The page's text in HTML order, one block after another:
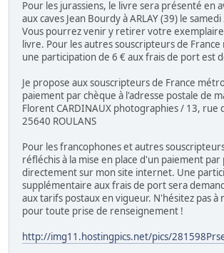
Pour les jurassiens, le livre sera présenté en
aux caves Jean Bourdy à ARLAY (39) le
Vous pourrez venir y retirer votre exemplaire
livre. Pour les autres souscripteurs de
une participation de 6 € aux frais de port est
Je propose aux souscripteurs de France
paiement par chèque à l'adresse postale de
Florent CARDINAUX photographies / 13, rue
25640 ROULANS
Pour les francophones et autres
réfléchis à la mise en place d'un paiement par
directement sur mon site internet. Une
supplémentaire aux frais de port sera
aux tarifs postaux en vigueur. N'hésitez pas à
pour toute prise de renseignement !
http://img11.hostingpics.net/pics/